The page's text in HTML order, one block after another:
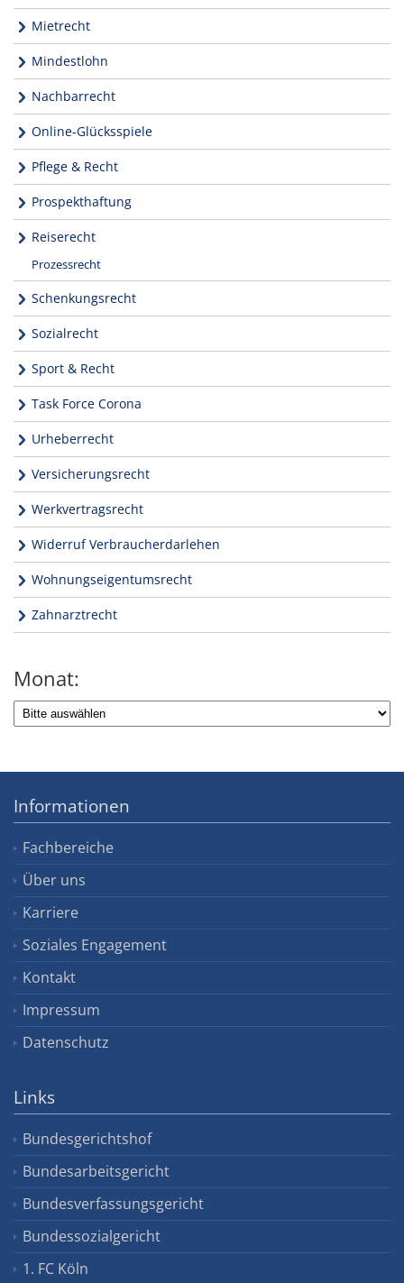
Mietrecht
Mindestlohn
Nachbarrecht
Online-Glücksspiele
Pflege & Recht
Prospekthaftung
Reiserecht
Prozessrecht
Schenkungsrecht
Sozialrecht
Sport & Recht
Task Force Corona
Urheberrecht
Versicherungsrecht
Werkvertragsrecht
Widerruf Verbraucherdarlehen
Wohnungseigentumsrecht
Zahnarztrecht
Monat:
Informationen
Fachbereiche
Über uns
Karriere
Soziales Engagement
Kontakt
Impressum
Datenschutz
Links
Bundesgerichtshof
Bundesarbeitsgericht
Bundesverfassungsgericht
Bundessozialgericht
1. FC Köln